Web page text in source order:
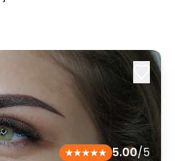
5.00/5